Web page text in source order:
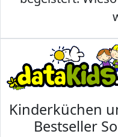
Kinderküchen
Bestseller